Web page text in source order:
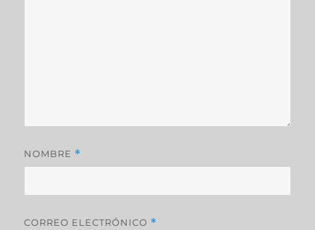
NOMBRE *
CORREO ELECTRÓNICO *